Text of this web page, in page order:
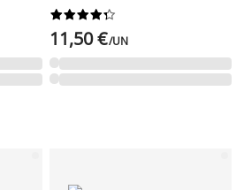






11,50 €/UN